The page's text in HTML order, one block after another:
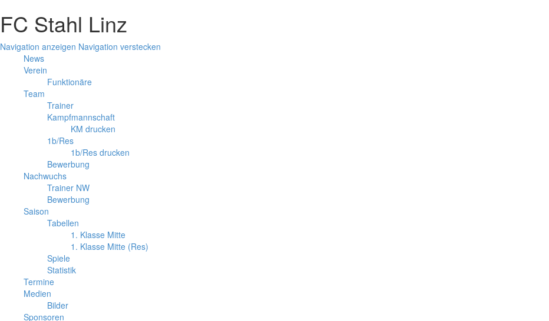
FC Stahl Linz
Navigation anzeigen Navigation verstecken
News
Verein
Funktionäre
Team
Trainer
Kampfmannschaft
KM drucken
1b/Res
1b/Res drucken
Bewerbung
Nachwuchs
Trainer NW
Bewerbung
Saison
Tabellen
1. Klasse Mitte
1. Klasse Mitte (Res)
Spiele
Statistik
Termine
Medien
Bilder
Sponsoren